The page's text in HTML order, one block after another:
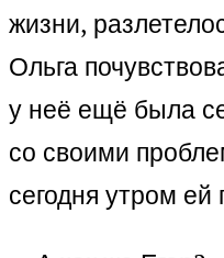
жизни,
Ольга
у неё ещё была
со своими
сегодня утром ей